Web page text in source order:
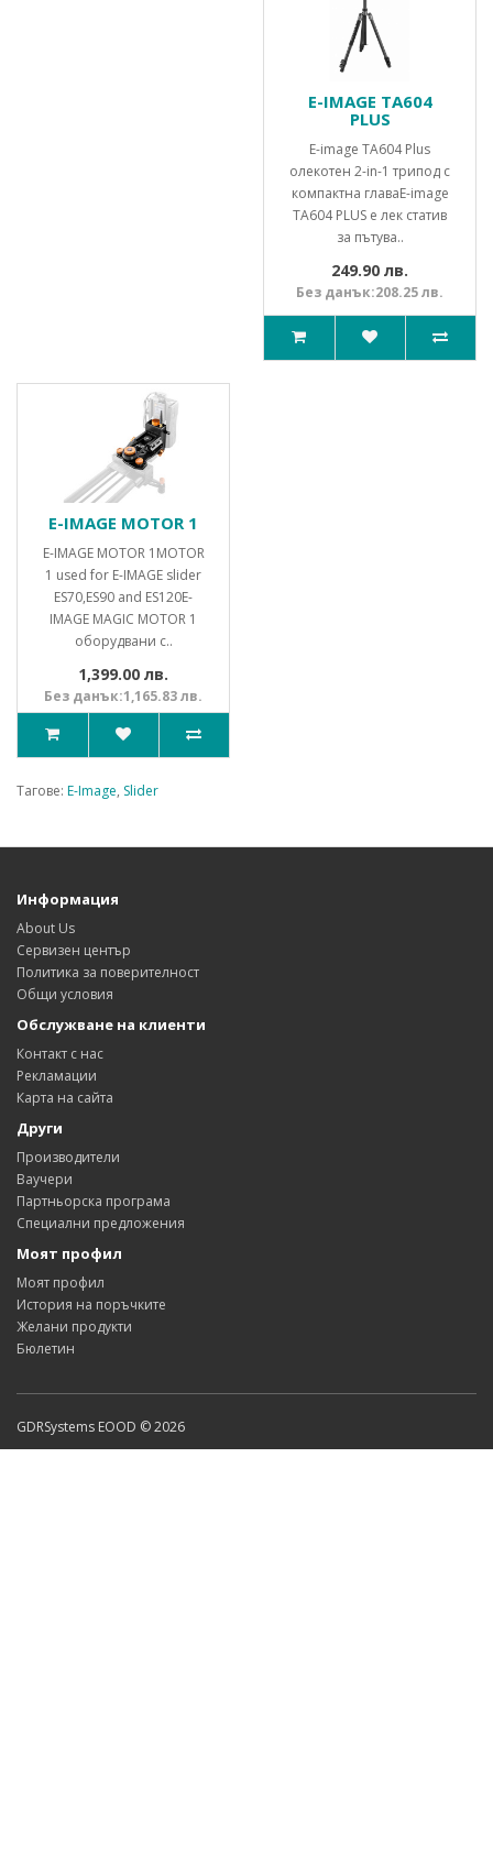
E-IMAGE TA604
PLUS
E-image TA604 Plus
олекотен 2-in-1 трипод с
компактна главаE-image
TA604 PLUS е лек статив
за пътува..
249.90 лв.
Без данък:208.25 лв.
E-IMAGE MOTOR 1
E-IMAGE MOTOR 1MOTOR
1 used for E-IMAGE slider
ES70,ES90 and ES120E-
IMAGE MAGIC MOTOR 1
оборудвани с..
1,399.00 лв.
Без данък:1,165.83 лв.
Тагове: E-Image, Slider
Информация
About Us
Сервизен център
Политика за поверителност
Общи условия
Обслужване на клиенти
Контакт с нас
Рекламации
Карта на сайта
Други
Производители
Ваучери
Партньорска програма
Специални предложения
Моят профил
Моят профил
История на поръчките
Желани продукти
Бюлетин
GDRSystems EOOD © 2026